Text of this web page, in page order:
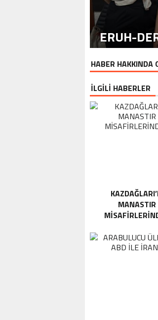
ERUH-
HABER HAKKINDA
İLGİLİ HABERLER